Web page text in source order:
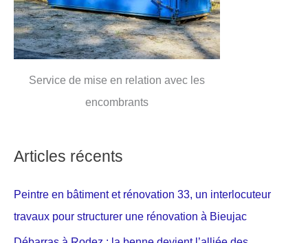
Service de mise en relation avec les
encombrants
Articles récents
Peintre en bâtiment et rénovation 33, un interlocuteur
travaux pour structurer une rénovation à Bieujac